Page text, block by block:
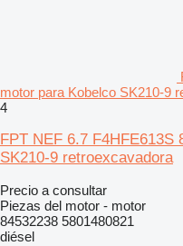
motor para Kobelco SK210-9
4
FPT NEF 6.7 F4HFE613S
SK210-9 retroexcavadora
Precio a consultar
Piezas del motor - motor
84532238 5801480821
diésel